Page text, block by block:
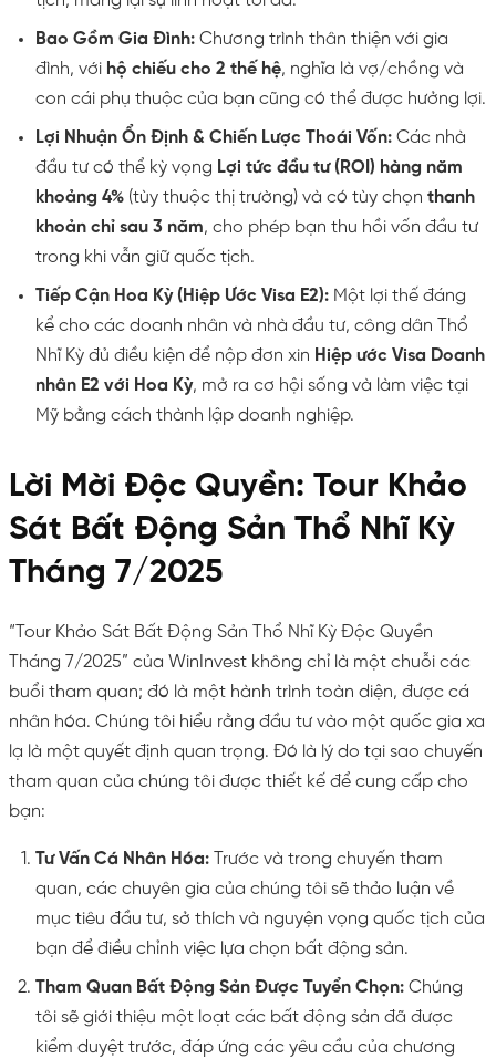
Bao Gồm Gia Đình: Chương trình thân thiện với gia
đình, với hộ chiếu cho 2 thế hệ, nghĩa là vợ/chồng và
con cái phụ thuộc của bạn cũng có thể được hưởng lợi.
Lợi Nhuận Ổn Định & Chiến Lược Thoái Vốn: Các nhà
đầu tư có thể kỳ vọng Lợi tức đầu tư (ROI) hàng năm
khoảng 4% (tùy thuộc thị trường) và có tùy chọn thanh
khoản chỉ sau 3 năm, cho phép bạn thu hồi vốn đầu tư
trong khi vẫn giữ quốc tịch.
Tiếp Cận Hoa Kỳ (Hiệp Ước Visa E2): Một lợi thế đáng
kể cho các doanh nhân và nhà đầu tư, công dân Thổ
Nhĩ Kỳ đủ điều kiện để nộp đơn xin Hiệp ước Visa Doanh
nhân E2 với Hoa Kỳ, mở ra cơ hội sống và làm việc tại
Mỹ bằng cách thành lập doanh nghiệp.
Lời Mời Độc Quyền: Tour Khảo
Sát Bất Động Sản Thổ Nhĩ Kỳ
Tháng 7/2025
“Tour Khảo Sát Bất Động Sản Thổ Nhĩ Kỳ Độc Quyền
Tháng 7/2025” của WinInvest không chỉ là một chuỗi các
buổi tham quan; đó là một hành trình toàn diện, được cá
nhân hóa. Chúng tôi hiểu rằng đầu tư vào một quốc gia xa
lạ là một quyết định quan trọng. Đó là lý do tại sao chuyến
tham quan của chúng tôi được thiết kế để cung cấp cho
bạn:
Tư Vấn Cá Nhân Hóa: Trước và trong chuyến tham
quan, các chuyên gia của chúng tôi sẽ thảo luận về
mục tiêu đầu tư, sở thích và nguyện vọng quốc tịch của
bạn để điều chỉnh việc lựa chọn bất động sản.
Tham Quan Bất Động Sản Được Tuyển Chọn: Chúng
tôi sẽ giới thiệu một loạt các bất động sản đã được
kiểm duyệt trước, đáp ứng các yêu cầu của chương